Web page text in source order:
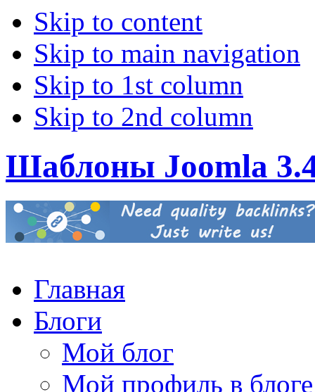
Skip to content
Skip to main navigation
Skip to 1st column
Skip to 2nd column
Шаблоны Joomla
Главная
Блоги
Мой блог
Мой профиль в блоге